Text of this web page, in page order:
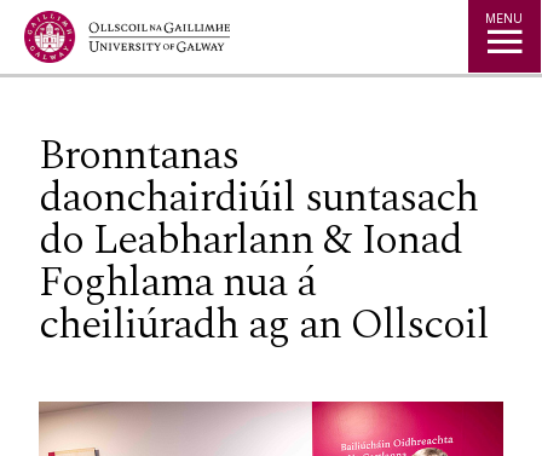
Jump to Content MENU
Bronntanas
daonchairdiúil suntasach
do Leabharlann & Ionad
Foghlama nua á
cheiliúradh ag an Ollscoil